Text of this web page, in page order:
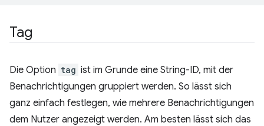
Tag
Die Option tag ist im Grunde eine String-ID, mit der
Benachrichtigungen gruppiert werden. So lässt sich
ganz einfach festlegen, wie mehrere Benachrichtigungen
dem Nutzer angezeigt werden. Am besten lässt sich das